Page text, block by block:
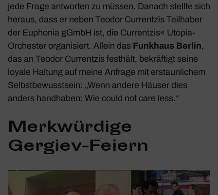
jede Frage antworten zu müssen. Danach stellte sich
heraus, dass er neben Teodor Curr­entzis Teil­haber
der Euphonia gGmbH ist, die Curr­entzis« Utopia-
Orchester orga­ni­siert. Allein das Funk­haus Berlin,
das an Teodor Curr­entzis fest­hält, bekräf­tigt seine
loyale Haltung auf meine Anfrage mit erstaun­li­chem
Selbst­be­wusst­sein: „Wenn andere Häuser dies
anders hand­haben: Wie could not care less.“
Merk­wür­dige
Gergiev-Feiern